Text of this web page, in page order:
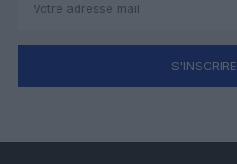
S'INSCRIRE